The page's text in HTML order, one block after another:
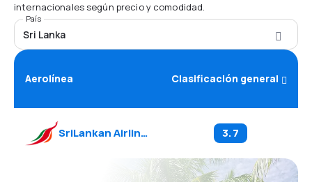
internacionales según precio y comodidad.
País
Sri Lanka
Aerolínea Clasificación general
SriLankan Airlines 3.7